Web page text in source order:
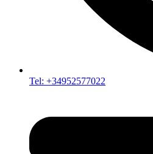
Tel: +34952577022